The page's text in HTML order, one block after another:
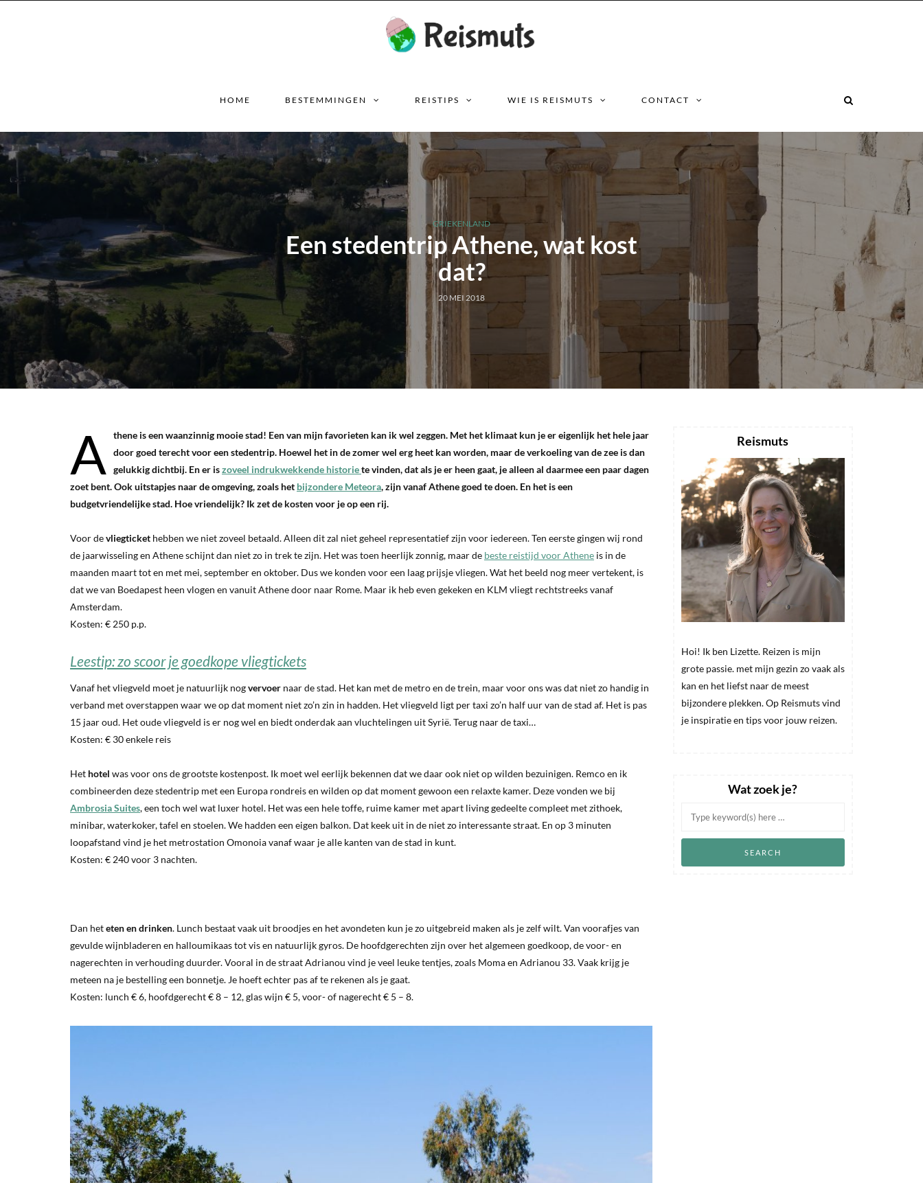
HOME BESTEMMINGEN REISTIPS WIE IS REISMUTS CONTACT
GRIEKENLAND
Een stedentrip Athene, wat kost
dat?
20 MEI 2018
A
thene is een waanzinnig mooie stad! Een van mijn favorieten kan ik wel zeggen. Met het klimaat kun je er eigenlijk het hele jaar
door goed terecht voor een stedentrip. Hoewel het in de zomer wel erg heet kan worden, maar de verkoeling van de zee is dan
gelukkig dichtbij. En er iszoveel indrukwekkende historiete vinden, dat als je er heen gaat, je alleen al daarmee een paar dagen
zoet bent. Ook uitstapjes naar de omgeving, zoals het bijzondere Meteora, zijn vanaf Athene goed te doen. En het is een
budgetvriendelijke stad. Hoe vriendelijk? Ik zet de kosten voor je op een rij.
Voor devliegticket hebben we niet zoveel betaald. Alleen dit zal niet geheel representatief zijn voor iedereen. Ten eerste gingen wij rond
de jaarwisseling en Athene schijnt dan niet zo in trek te zijn. Het was toen heerlijk zonnig, maar de beste reistijd voor Athene is in de
maanden maart tot en met mei, september en oktober. Dus we konden voor een laag prijsje vliegen. Wat het beeld nog meer vertekent, is
dat we van Boedapest heen vlogen en vanuit Athene door naar Rome. Maar ik heb even gekeken en KLM vliegt rechtstreeks vanaf
Amsterdam.
Kosten: € 250 p.p.
Leestip: zo scoor je goedkope vliegtickets
Vanaf het vliegveld moet je natuurlijk nogvervoer naar de stad. Het kan met de metro en de trein, maar voor ons was dat niet zo handig in
verband met overstappen waar we op dat moment niet zo’n zin in hadden. Het vliegveld ligt per taxi zo’n half uur van de stad af. Het is pas
15 jaar oud. Het oude vliegveld is er nog wel en biedt onderdak aan vluchtelingen uit Syrië. Terug naar de taxi…
Kosten: € 30 enkele reis
Het hotel was voor ons de grootste kostenpost. Ik moet wel eerlijk bekennen dat we daar ook niet op wilden bezuinigen. Remco en ik
combineerden deze stedentrip met een Europa rondreis en wilden op dat moment gewoon een relaxte kamer. Deze vonden we bij
Ambrosia Suites, een toch wel wat luxer hotel. Het was een hele toffe, ruime kamer met apart living gedeelte compleet met zithoek,
minibar, waterkoker, tafel en stoelen. We hadden een eigen balkon. Dat keek uit in de niet zo interessante straat. En op 3 minuten
loopafstand vind je het metrostation Omonoia vanaf waar je alle kanten van de stad in kunt.
Kosten: € 240 voor 3 nachten.
Dan heteten en drinken. Lunch bestaat vaak uit broodjes en het avondeten kun je zo uitgebreid maken als je zelf wilt. Van voorafjes van
gevulde wijnbladeren en halloumikaas tot vis en natuurlijk gyros. De hoofdgerechten zijn over het algemeen goedkoop, de voor- en
nagerechten in verhouding duurder. Vooral in de straat Adrianou vind je veel leuke tentjes, zoals Moma en Adrianou 33. Vaak krijg je
meteen na je bestelling een bonnetje. Je hoeft echter pas af te rekenen als je gaat.
Kosten: lunch € 6, hoofdgerecht € 8 – 12, glas wijn € 5, voor- of nagerecht € 5 – 8.
Reismuts
Hoi! Ik ben Lizette. Reizen is mijn
grote passie. met mijn gezin zo vaak als
kan en het liefst naar de meest
bijzondere plekken. Op Reismuts vind
je inspiratie en tips voor jouw reizen.
Wat zoek je?